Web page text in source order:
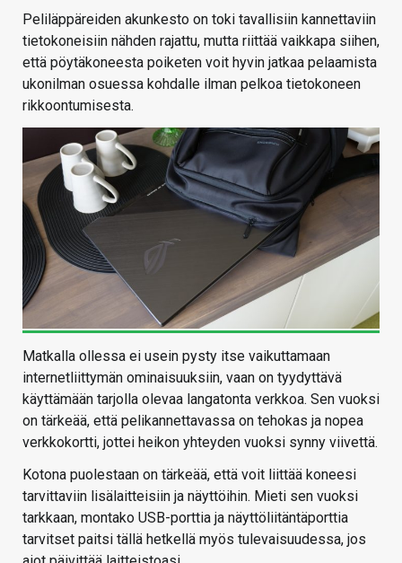
Peliläppäreiden akunkesto on toki tavallisiin kannettaviin
tietokoneisiin nähden rajattu, mutta riittää vaikkapa siihen,
että pöytäkoneesta poiketen voit hyvin jatkaa pelaamista
ukonilman osuessa kohdalle ilman pelkoa tietokoneen
rikkoontumisesta.
Matkalla ollessa ei usein pysty itse vaikuttamaan
internetliittymän ominaisuuksiin, vaan on tyydyttävä
käyttämään tarjolla olevaa langatonta verkkoa. Sen vuoksi
on tärkeää, että pelikannettavassa on tehokas ja nopea
verkkokortti, jottei heikon yhteyden vuoksi synny viivettä.
Kotona puolestaan on tärkeää, että voit liittää koneesi
tarvittaviin lisälaitteisiin ja näyttöihin. Mieti sen vuoksi
tarkkaan, montako USB-porttia ja näyttöliitäntäporttia
tarvitset paitsi tällä hetkellä myös tulevaisuudessa, jos